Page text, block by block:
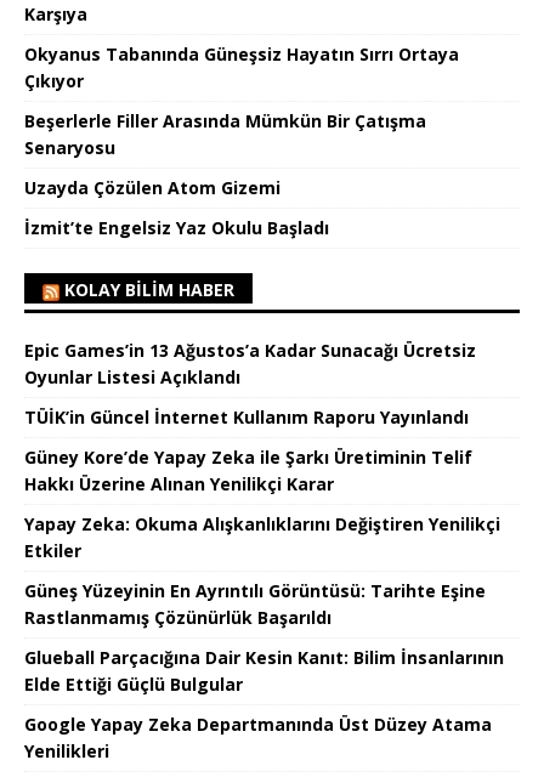
Karşıya
Okyanus Tabanında Güneşsiz Hayatın Sırrı Ortaya
Çıkıyor
Beşerlerle Filler Arasında Mümkün Bir Çatışma
Senaryosu
Uzayda Çözülen Atom Gizemi
İzmit’te Engelsiz Yaz Okulu Başladı
KOLAY BILIM HABER
Epic Games’in 13 Ağustos’a Kadar Sunacağı Ücretsiz
Oyunlar Listesi Açıklandı
TÜİK’in Güncel İnternet Kullanım Raporu Yayınlandı
Güney Kore’de Yapay Zeka ile Şarkı Üretiminin Telif
Hakkı Üzerine Alınan Yenilikçi Karar
Yapay Zeka: Okuma Alışkanlıklarını Değiştiren Yenilikçi
Etkiler
Güneş Yüzeyinin En Ayrıntılı Görüntüsü: Tarihte Eşine
Rastlanmamış Çözünürlük Başarıldı
Glueball Parçacığına Dair Kesin Kanıt: Bilim İnsanlarının
Elde Ettiği Güçlü Bulgular
Google Yapay Zeka Departmanında Üst Düzey Atama
Yenilikleri